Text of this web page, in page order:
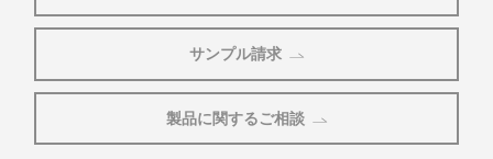
サンプル請求
製品に関するご相談